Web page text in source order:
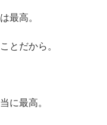
最高。
とだから。
に最高。